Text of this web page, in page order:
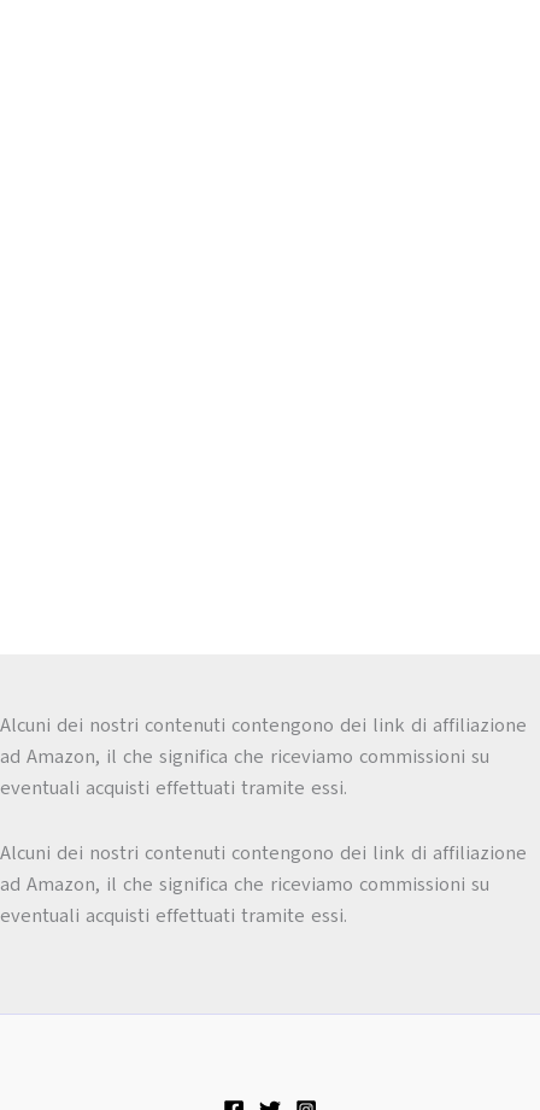
Alcuni dei nostri contenuti contengono dei link di affiliazione
ad Amazon, il che significa che riceviamo commissioni su
eventuali acquisti effettuati tramite essi.
Alcuni dei nostri contenuti contengono dei link di affiliazione
ad Amazon, il che significa che riceviamo commissioni su
eventuali acquisti effettuati tramite essi.